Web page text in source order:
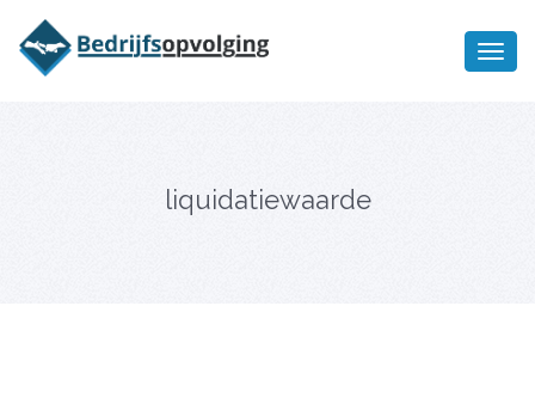
liquidatiewaarde
bedrijfsopvolging voor fiscaal
juridisch advies
Ik wil meer informatie